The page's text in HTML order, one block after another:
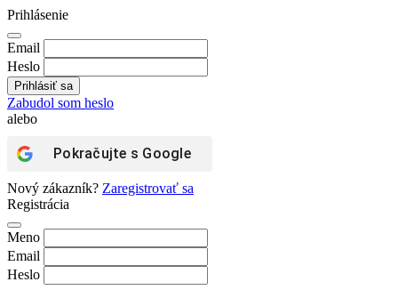
Prihlásenie
Email
Heslo
Zabudol som heslo
alebo
Pokračujte s Google
Nový zákazník? Zaregistrovať sa
Registrácia
Meno
Email
Heslo